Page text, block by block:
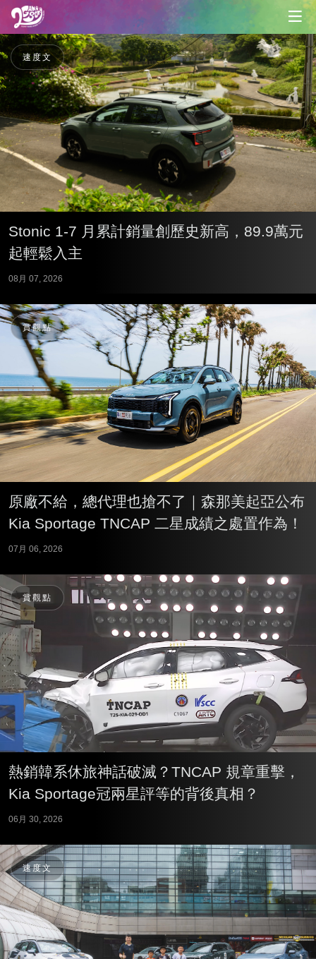
速度文
Stonic 1-7 月累計銷量創歷史新高，89.9萬元
起輕鬆入主
08月 07, 2026
賞觀點
原廠不給，總代理也搶不了｜森那美起亞公布
Kia Sportage TNCAP 二星成績之處置作為！
07月 06, 2026
賞觀點
熱銷韓系休旅神話破滅？TNCAP 規章重擊，
Kia Sportage冠兩星評等的背後真相？
06月 30, 2026
速度文